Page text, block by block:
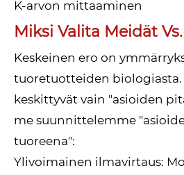
K-arvon mittaaminen
Miksi Valita Meidät
Keskeinen ero on
tuoretuotteiden
keskittyvät vain "asioiden
me suunnittelemme
tuoreena":
Ylivoimainen ilmavirtaus: